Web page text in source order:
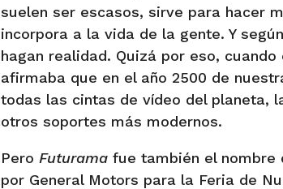
suelen ser escasos, sirve para hacer
incorpora a la vida de la gente. Y
hagan realidad. Quizá por eso,
afirmaba que en el año 2500 de
todas las cintas de vídeo del planeta,
otros soportes más modernos.
Pero Futurama fue también el nombre
por General Motors para la Feria de